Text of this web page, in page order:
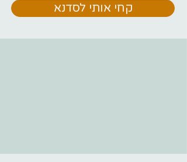
קחי אותי לסדנא